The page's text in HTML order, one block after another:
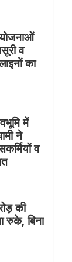
व
का
में
ने
व
की
रुके, बिना